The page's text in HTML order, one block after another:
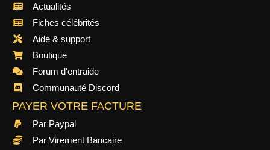
Actualités
Fiches célébrités
Aide & support
Boutique
Forum d'entraide
Communauté Discord
PAYER VOTRE FACTURE
Par Paypal
Par Virement Bancaire